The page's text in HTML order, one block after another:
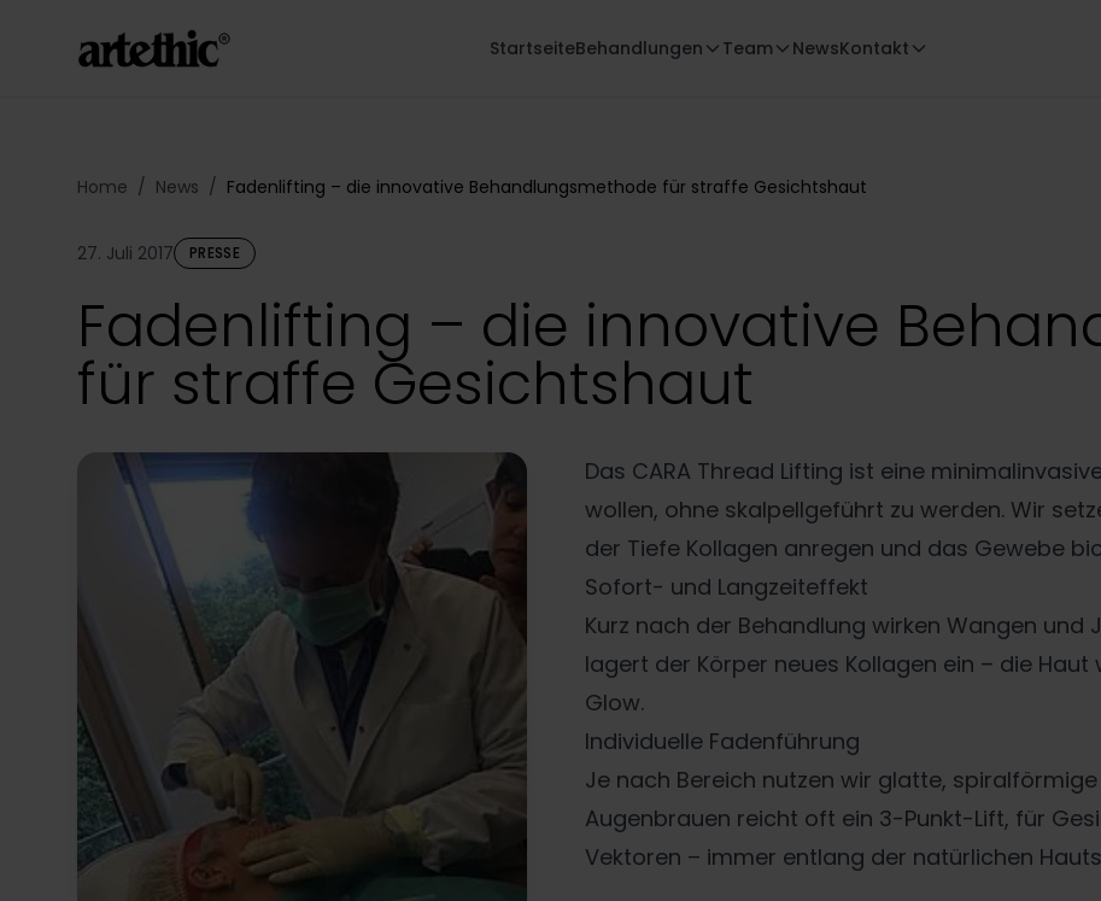
StartseiteBehandlungen Team NewsKontakt
Home / News / Fadenlifting – die innovative Behandlungsmethode für straffe Gesichtshaut
27. Juli 2017 PRESSE
Fadenlifting – die innovative
für straffe Gesichtshaut
Das CARA Thread Lifting ist eine
wollen, ohne skalpellgeführt zu werden. Wir
der Tiefe Kollagen anregen und das Gewebe
Sofort- und Langzeiteffekt
Kurz nach der Behandlung wirken Wangen und
lagert der Körper neues Kollagen ein – die
Glow.
Individuelle Fadenführung
Je nach Bereich nutzen wir glatte,
Augenbrauen reicht oft ein 3-Punkt-Lift, für
Vektoren – immer entlang der natürlichen